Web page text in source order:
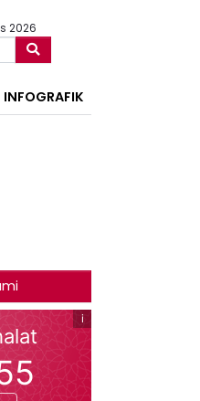
2026
INFOGRAFIK